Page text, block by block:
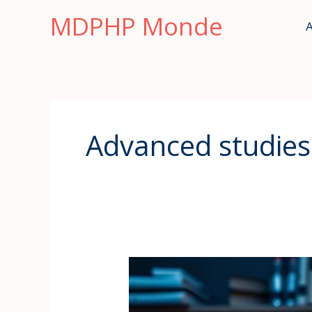
MDPHP Monde
Advanced studies
Principaux
points
à